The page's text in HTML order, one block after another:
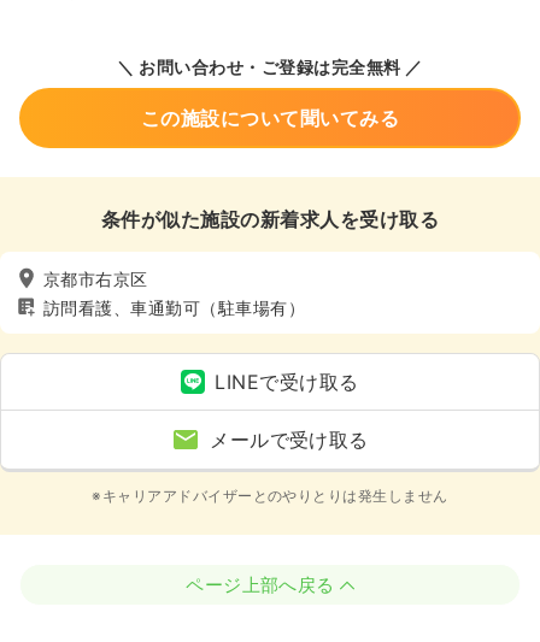
＼ お問い合わせ・ご登録は完全無料 ／
この施設について聞いてみる
条件が似た施設の新着求人を受け取る
京都市右京区
訪問看護、車通勤可（駐車場有）
LINEで受け取る
メールで受け取る
※キャリアアドバイザーとのやりとりは発生しません
ページ上部へ戻る